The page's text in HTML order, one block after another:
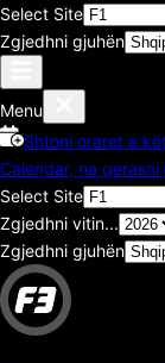
Select Site
Zgjedhni gjuhën
Menu
Shtoni oraret e
Calendar, na qerasni
Select Site
Zgjedhni vitin...
Zgjedhni gjuhën